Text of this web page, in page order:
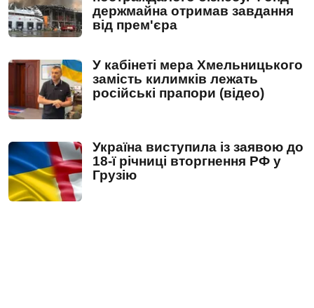
держмайна отримав завдання
від прем'єра
У кабінеті мера Хмельницького
замість килимків лежать
російські прапори (відео)
Україна виступила із заявою до
18-ї річниці вторгнення РФ у
Грузію